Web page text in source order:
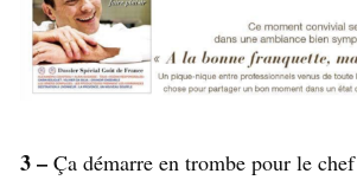
3 – Ça démarre en trombe pour le chef